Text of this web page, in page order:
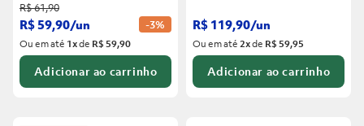
R$61,90
R$59,90/un -3%
Ou em até 1xde R$ 59,90
Adicionar ao carrinho
R$ 119,90/un
Ou em até2xde R$ 59,95
Adicionar ao carrinho